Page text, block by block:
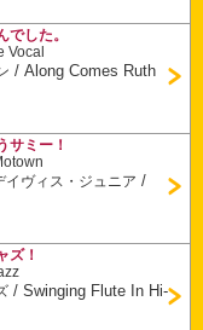
でした。
Vocal
/Along Comes Ruth
サミー！
イヴィス・ジュニア /
ズ！
/Swinging Flute In Hi-